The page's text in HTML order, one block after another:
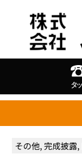
その他, 完成披露,